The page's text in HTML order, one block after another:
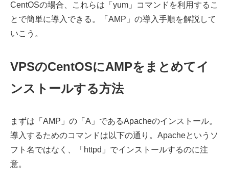
CentOSの場合、これらは「yum」コマンドを利用するこ
とで簡単に導入できる。「AMP」の導入手順を解説して
いこう。
VPSのCentOSにAMPをまとめてイ
ンストールする方法
まずは「AMP」の「A」であるApacheのインストール。
導入するためのコマンドは以下の通り。Apacheというソ
フト名ではなく、「httpd」でインストールするのに注
意。